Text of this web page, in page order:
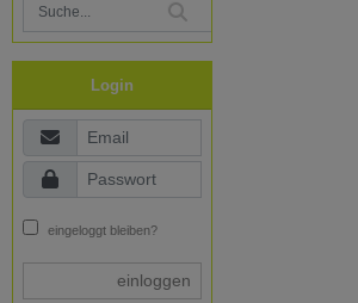
Login
eingeloggt bleiben?
einloggen